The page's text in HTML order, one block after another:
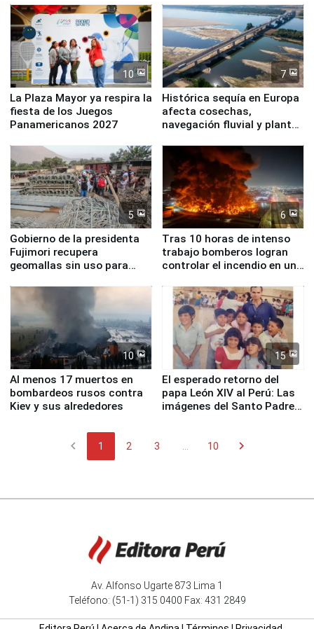
10
La Plaza Mayor ya respira la
fiesta de los Juegos
Panamericanos 2027
7
Histórica sequía en Europa
afecta cosechas,
navegación fluvial y plantas
5
Gobierno de la presidenta
Fujimori recupera
geomallas sin uso para
Fenómeno El Niño
6
Tras 10 horas de intenso
trabajo bomberos logran
controlar el incendio en una
de Chile
10
Al menos 17 muertos en
bombardeos rusos contra
Kiev y sus alrededores
15
El esperado retorno del
papa León XIV al Perú: Las
imágenes del Santo Padre
chevron_left 1 2 3 10 chevron_right
Av. Alfonso Ugarte 873 Lima 1
Teléfono: (51-1) 315 0400 Fax: 431 2849